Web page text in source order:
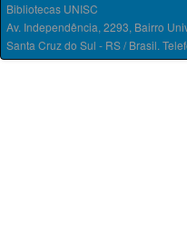
Bibliotecas UNISC
Av. Independência, 2293, Bairro
Santa Cruz do Sul - RS / Brasil.